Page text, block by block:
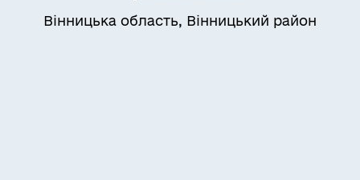
Вінницька область, Вінницький район